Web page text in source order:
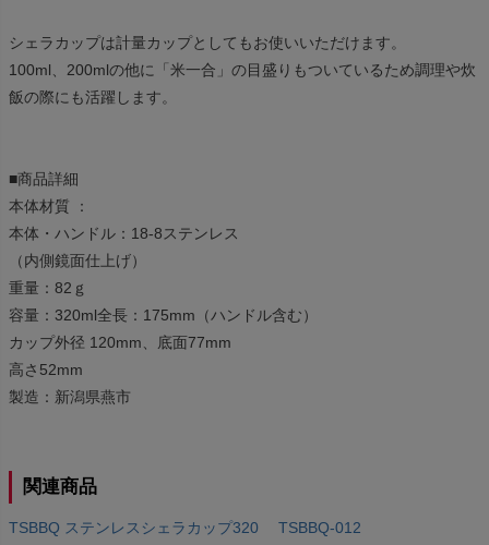
シェラカップは計量カップとしてもお使いいただけます。
100ml、200mlの他に「米一合」の目盛りもついているため調理や炊
飯の際にも活躍します。
■商品詳細
本体材質 ：
本体・ハンドル：18-8ステンレス
（内側鏡面仕上げ）
重量：82ｇ
容量：320ml全長：175mm（ハンドル含む）
カップ外径 120mm、底面77mm
高さ52mm
製造：新潟県燕市
関連商品
TSBBQ ステンレスシェラカップ320 TSBBQ-012